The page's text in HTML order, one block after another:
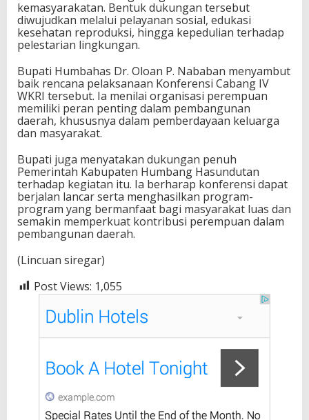
kemasyarakatan. Bentuk dukungan tersebut
diwujudkan melalui pelayanan sosial, edukasi
kesehatan reproduksi, hingga kepedulian terhadap
pelestarian lingkungan.
Bupati Humbahas Dr. Oloan P. Nababan menyambut
baik rencana pelaksanaan Konferensi Cabang IV
WKRI tersebut. Ia menilai organisasi perempuan
memiliki peran penting dalam pembangunan
daerah, khususnya dalam pemberdayaan keluarga
dan masyarakat.
Bupati juga menyatakan dukungan penuh
Pemerintah Kabupaten Humbang Hasundutan
terhadap kegiatan itu. Ia berharap konferensi dapat
berjalan lancar serta menghasilkan program-
program yang bermanfaat bagi masyarakat luas dan
semakin memperkuat kontribusi perempuan dalam
pembangunan daerah.
(Lincuan siregar)
Post Views: 1,055